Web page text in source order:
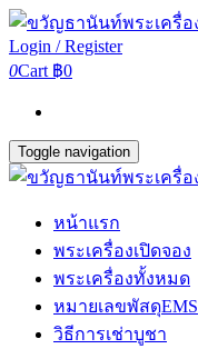
Login / Register
0Cart ฿0
Toggle navigation
หน้าแรก
พระเครื่องเปิดจอง
พระเครื่องทั้งหมด
หมายเลขพัสดุEMS
วิธีการเช่าบูชา